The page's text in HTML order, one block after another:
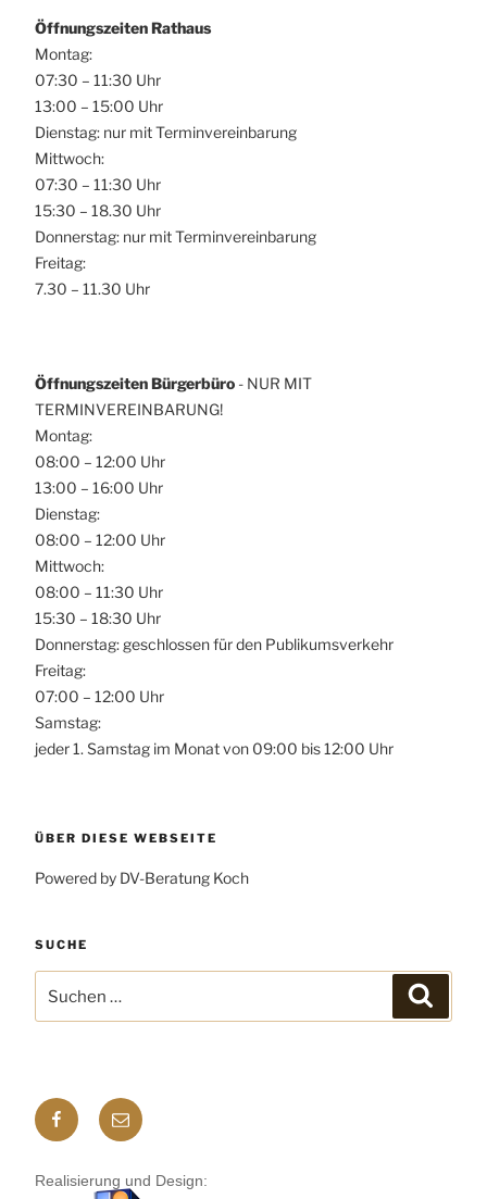
Öffnungszeiten Rathaus
Montag:
07:30 – 11:30 Uhr
13:00 – 15:00 Uhr
Dienstag: nur mit Terminvereinbarung
Mittwoch:
07:30 – 11:30 Uhr
15:30 – 18.30 Uhr
Donnerstag: nur mit Terminvereinbarung
Freitag:
7.30 – 11.30 Uhr
Öffnungszeiten Bürgerbüro - NUR MIT
TERMINVEREINBARUNG!
Montag:
08:00 – 12:00 Uhr
13:00 – 16:00 Uhr
Dienstag:
08:00 – 12:00 Uhr
Mittwoch:
08:00 – 11:30 Uhr
15:30 – 18:30 Uhr
Donnerstag: geschlossen für den Publikumsverkehr
Freitag:
07:00 – 12:00 Uhr
Samstag:
jeder 1. Samstag im Monat von 09:00 bis 12:00 Uhr
ÜBER DIESE WEBSEITE
Powered by DV-Beratung Koch
SUCHE
nach:
Facebook
E-
mail
Realisierung und Design: